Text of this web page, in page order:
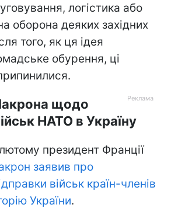
логістика або
оборона деяких західних
того, як ця ідея
обурення, ці
щодо
НАТО в Україну
президент Франції
заявив про
військ країн-членів
України.